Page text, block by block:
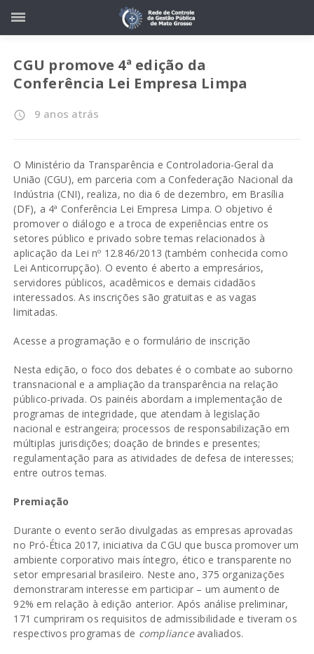
CGU promove 4ª edição da
Conferência Lei Empresa Limpa
access_time 9 anos atrás
O Ministério da Transparência e Controladoria-Geral da
União (CGU), em parceria com a Confederação Nacional da
Indústria (CNI), realiza, no dia 6 de dezembro, em Brasília
(DF), a 4ª Conferência Lei Empresa Limpa. O objetivo é
promover o diálogo e a troca de experiências entre os
setores público e privado sobre temas relacionados à
aplicação da Lei nº 12.846/2013 (também conhecida como
Lei Anticorrupção). O evento é aberto a empresários,
servidores públicos, acadêmicos e demais cidadãos
interessados. As inscrições são gratuitas e as vagas
limitadas.
Acesse a programação e o formulário de inscrição
Nesta edição, o foco dos debates é o combate ao suborno
transnacional e a ampliação da transparência na relação
público-privada. Os painéis abordam a implementação de
programas de integridade, que atendam à legislação
nacional e estrangeira; processos de responsabilização em
múltiplas jurisdições; doação de brindes e presentes;
regulamentação para as atividades de defesa de interesses;
entre outros temas.
Premiação
Durante o evento serão divulgadas as empresas aprovadas
no Pró-Ética 2017, iniciativa da CGU que busca promover um
ambiente corporativo mais íntegro, ético e transparente no
setor empresarial brasileiro. Neste ano, 375 organizações
demonstraram interesse em participar – um aumento de
92% em relação à edição anterior. Após análise preliminar,
171 cumpriram os requisitos de admissibilidade e tiveram os
respectivos programas de complianceavaliados.